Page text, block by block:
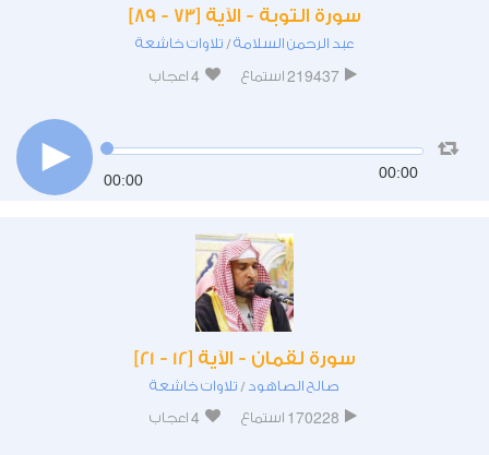
سورة التوبة - الآية [73 - 89]
عبد الرحمن السلامة/ تلاوات خاشعة
219437 استماع 4 اعجاب
00:00 00:00
سورة لقمان - الآية [12 - 21]
صالح الصاهود / تلاوات خاشعة
170228 استماع 4 اعجاب